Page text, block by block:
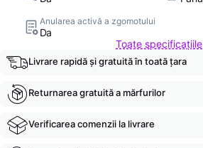
Anularea activă a zgomotului
Da
Toate specificațiile
Livrare rapidă și gratuită în toată țara
Returnarea gratuită a mărfurilor
Verificarea comenzii la livrare